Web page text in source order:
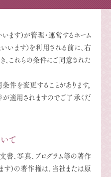
ます）が管理・運営するホーム
います）を利用される前に、右
これらの条件にご同意された
件を変更することがあります。
適用されますのでご了承くだ
て
書、写真、プログラム等の著作
す）の著作権は、当社または原